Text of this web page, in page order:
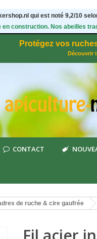
qui est noté 9,2/10
en construction. Nos abeilles
Protégez vos
Découvrir
CONTACT
de ruche & cire gaufrée